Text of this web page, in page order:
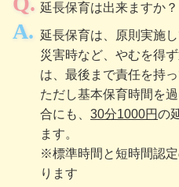
延長保育は出来ますか？
延長保育は、原則実施し
災害時など、やむを得
は、最後まで責任を持
ただし基本保育時間を
合にも、 30分1000円の
ます。
※標準時間と短時間認
ります